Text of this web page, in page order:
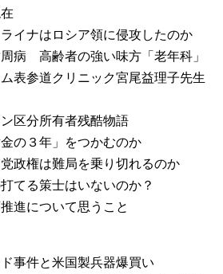
ナはロシア領に侵攻したのか
高齢者の強い味方「老年科」
表参道クリニック宮尾益理子先生
分所有者残酷物語
３年」をつかむのか
政権は難局を乗り切れるのか
てる策士はいないのか？
進について思うこと
事件と米国製兵器爆買い